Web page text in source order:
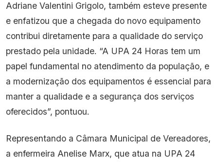
Adriane Valentini Grigolo, também esteve presente
e enfatizou que a chegada do novo equipamento
contribui diretamente para a qualidade do serviço
prestado pela unidade. “A UPA 24 Horas tem um
papel fundamental no atendimento da população, e
a modernização dos equipamentos é essencial para
manter a qualidade e a segurança dos serviços
oferecidos”, pontuou.
Representando a Câmara Municipal de Vereadores,
a enfermeira Anelise Marx, que atua na UPA 24